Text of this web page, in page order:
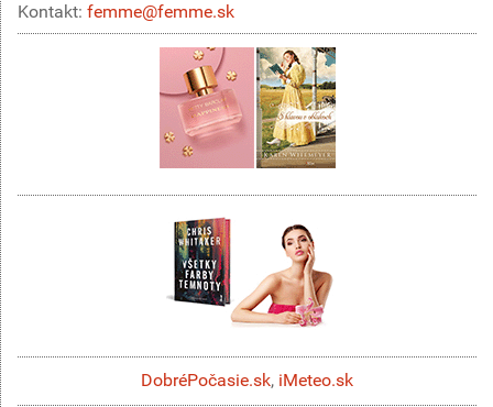
Kontakt: femme@femme.sk
DobréPočasie.sk, iMeteo.sk